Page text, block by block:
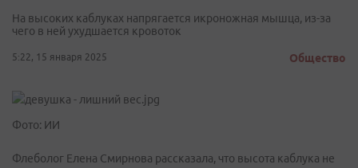
На высоких каблуках напрягается икроножная мышца, из-за
чего в ней ухудшается кровоток
5:22, 15 января 2025 Общество
Фото: ИИ
Флеболог Елена Смирнова рассказала, что высота каблука не